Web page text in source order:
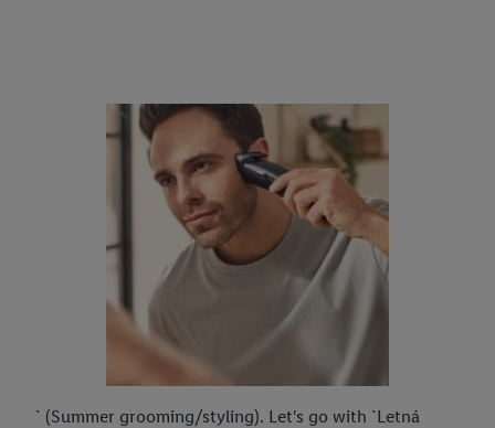
` (Summer grooming/styling). Let's go with `Letná